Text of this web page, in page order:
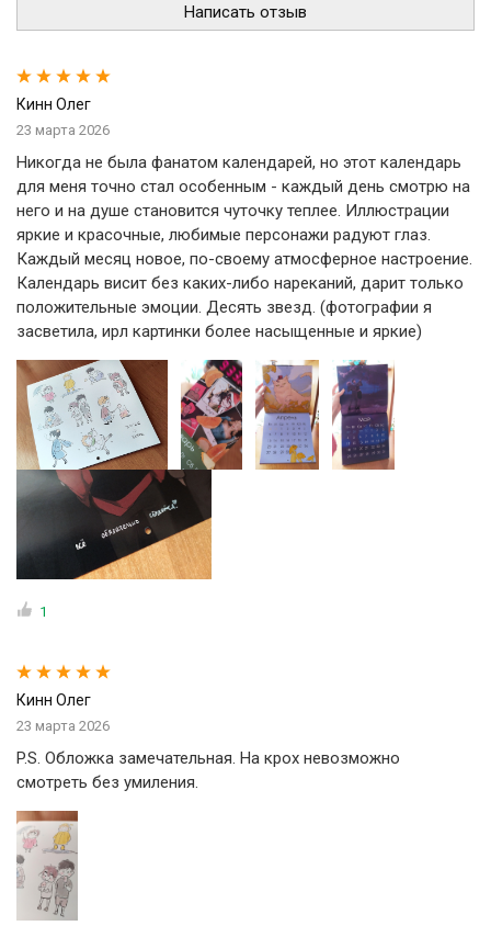
Написать отзыв
Кинн Олег
23 марта 2026
Никогда не была фанатом календарей, но этот календарь
для меня точно стал особенным - каждый день смотрю на
него и на душе становится чуточку теплее. Иллюстрации
яркие и красочные, любимые персонажи радуют глаз.
Каждый месяц новое, по-своему атмосферное настроение.
Календарь висит без каких-либо нареканий, дарит только
положительные эмоции. Десять звезд. (фотографии я
засветила, ирл картинки более насыщенные и яркие)
1
Кинн Олег
23 марта 2026
P.S. Обложка замечательная. На крох невозможно
смотреть без умиления.